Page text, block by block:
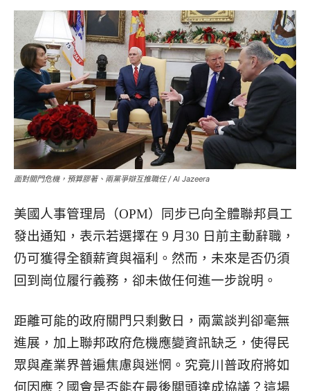
面對關門危機，預算膠著、兩黨爭辯互推職任 / Al Jazeera
美國人事管理局（OPM）同步已向全體聯邦員工
發出通知，表示若選擇在 9 月30 日前主動辭職，
仍可獲得全額薪資與福利。然而，未來是否仍須
回到崗位履行義務，卻未做任何進一步說明。
距離可能的政府關門只剩數日，兩黨談判卻毫無
進展，加上聯邦政府危機應變資訊缺乏，使得民
眾與產業界普遍焦慮與迷惘。究竟川普政府將如
何因應？國會是否能在最後關頭達成協議？這場